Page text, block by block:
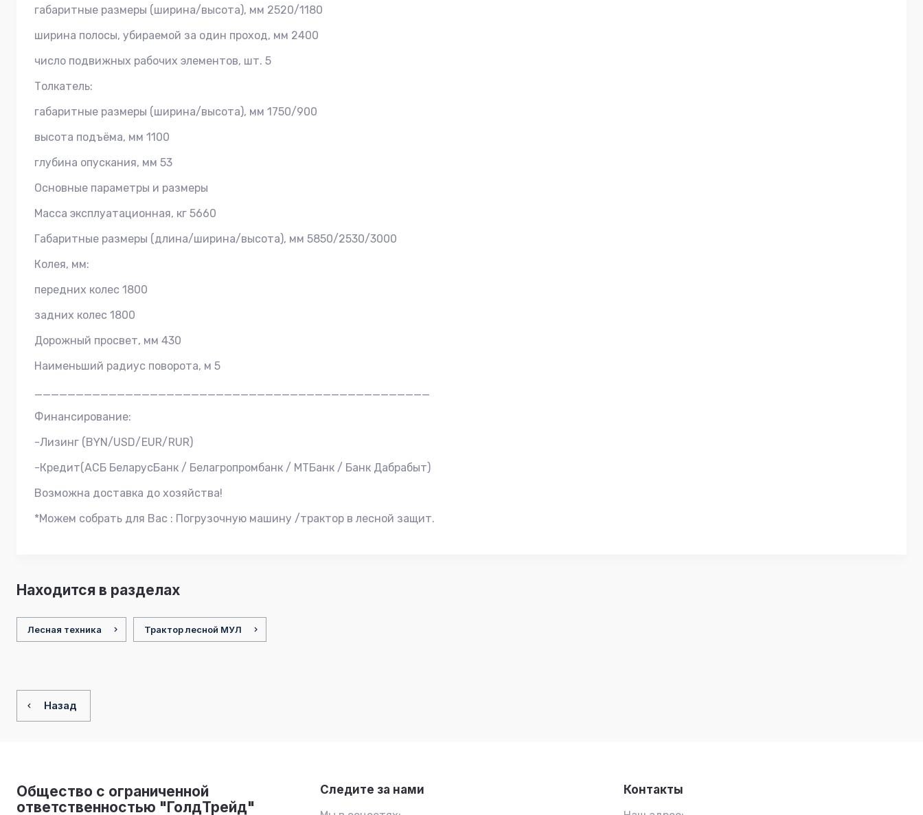
габаритные размеры (ширина/высота), мм 2520/1180
ширина полосы, убираемой за один проход, мм 2400
число подвижных рабочих элементов, шт. 5
Толкатель:
габаритные размеры (ширина/высота), мм 1750/900
высота подъёма, мм 1100
глубина опускания, мм 53
Основные параметры и размеры
Масса эксплуатационная, кг 5660
Габаритные размеры (длина/ширина/высота), мм 5850/2530/3000
Колея, мм:
передних колес 1800
задних колес 1800
Дорожный просвет, мм 430
Наименьший радиус поворота, м 5
________________________________________________
Финансирование:
-Лизинг (BYN/USD/EUR/RUR)
-Кредит(АСБ БеларусБанк / Белагропромбанк / МТБанк / Банк Дабрабыт)
Возможна доставка до хозяйства!
*Можем собрать для Вас : Погрузочную машину /трактор в лесной защит.
Находится в разделах
Лесная техника Трактор лесной МУЛ
Назад
Общество с ограниченной
ответственностью "ГолдТрейд"
Следите за нами Контакты